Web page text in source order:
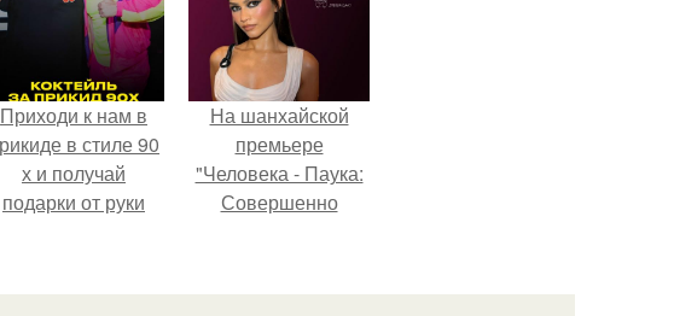
Приходи к нам в
в стиле 90
х и получай
подарки от руки
На шанхайской
премьере
"Человека - Паука:
Совершенно
просто очередной